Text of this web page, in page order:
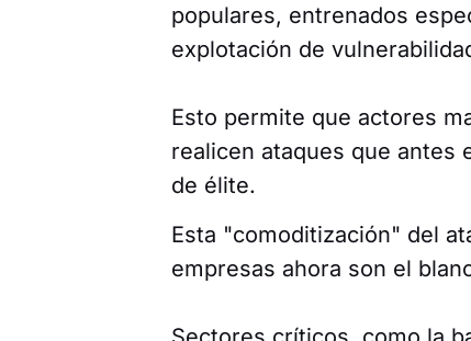
populares, entrenados
explotación de
Esto permite que actores
realicen ataques que antes
de élite.
Esta "comoditización" del
empresas ahora son el